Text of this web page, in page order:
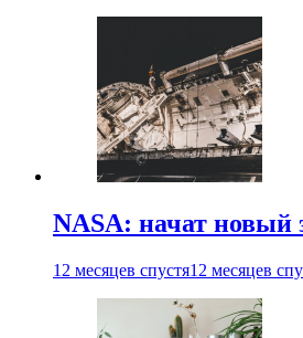
NASA: начат новый
12 месяцев спустя12 месяцев